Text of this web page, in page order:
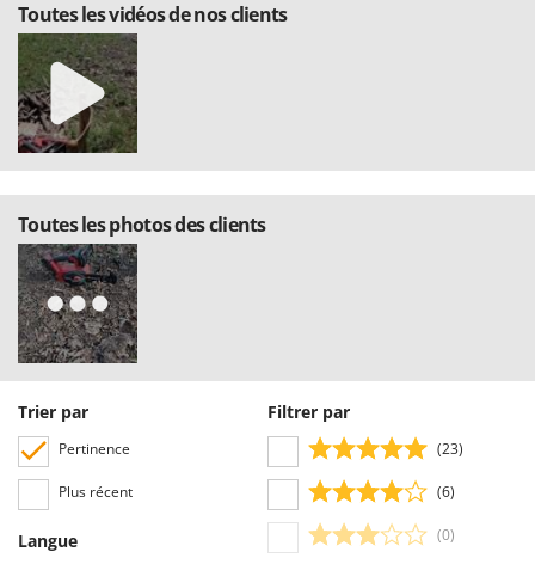
Stiga
Stocker
Sunseeker
T
Tecla
TecnoGen
Tellarini Pompe
Telwin
Tenco
Tineco
Titania
Tornado
Tre Spade
Troy-Bilt
Toutes les vidéos de nos clients
Toutes les photos des clients
Trier par
Pertinence
Plus récent
Langue
Filtrer par
(23)
(6)
(0)